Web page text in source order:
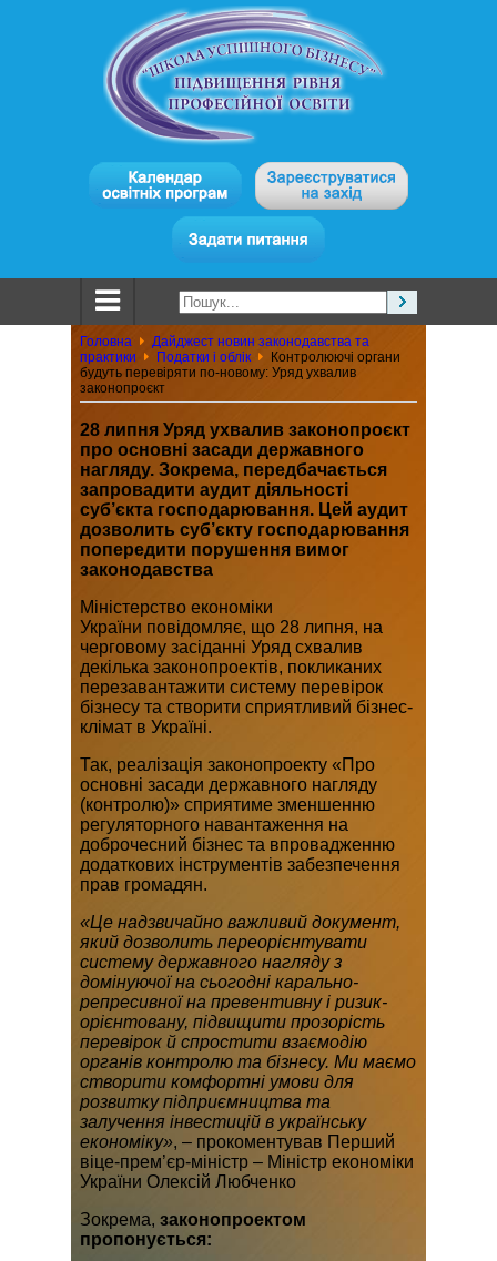
Головна
Дайджест новин законодавства та
практики
Податки і облік
Контролюючі органи
будуть перевіряти по-новому: Уряд ухвалив
законопроєкт
28 липня Уряд ухвалив законопроєкт
про основні засади державного
нагляду. Зокрема, передбачається
запровадити аудит діяльності
суб’єкта господарювання. Цей аудит
дозволить суб’єкту господарювання
попередити порушення вимог
законодавства
Міністерство економіки
України повідомляє, що 28 липня, на
черговому засіданні Уряд схвалив
декілька законопроектів, покликаних
перезавантажити систему перевірок
бізнесу та створити сприятливий бізнес-
клімат в Україні.
Так, реалізація законопроекту «Про
основні засади державного нагляду
(контролю)» сприятиме зменшенню
регуляторного навантаження на
доброчесний бізнес та впровадженню
додаткових інструментів забезпечення
прав громадян.
«Це надзвичайно важливий документ,
який дозволить переорієнтувати
систему державного нагляду з
домінуючої на сьогодні карально-
репресивної на превентивну і ризик-
орієнтовану, підвищити прозорість
перевірок й спростити взаємодію
органів контролю та бізнесу. Ми маємо
створити комфортні умови для
розвитку підприємництва та
залучення інвестицій в українську
економіку», – прокоментував Перший
віце-прем’єр-міністр – Міністр економіки
України Олексій Любченко
Зокрема, законопроектом
пропонується: